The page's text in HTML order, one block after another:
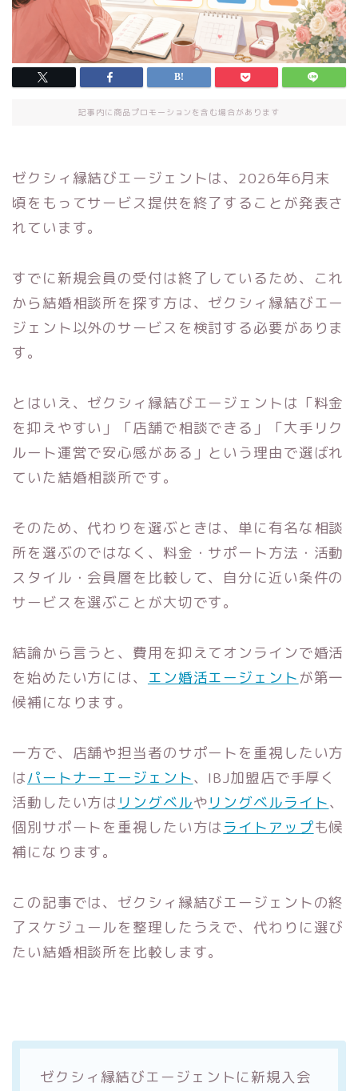
記事内に商品プロモーションを含む場合があります
ゼクシィ縁結びエージェントは、2026年6月末
頃をもってサービス提供を終了することが発表さ
れています。
すでに新規会員の受付は終了しているため、これ
から結婚相談所を探す方は、ゼクシィ縁結びエー
ジェント以外のサービスを検討する必要がありま
す。
とはいえ、ゼクシィ縁結びエージェントは「料金
を抑えやすい」「店舗で相談できる」「大手リク
ルート運営で安心感がある」という理由で選ばれ
ていた結婚相談所です。
そのため、代わりを選ぶときは、単に有名な相談
所を選ぶのではなく、料金・サポート方法・活動
スタイル・会員層を比較して、自分に近い条件の
サービスを選ぶことが大切です。
結論から言うと、費用を抑えてオンラインで婚活
を始めたい方には、 エン婚活エージェント が第一
候補になります。
一方で、店舗や担当者のサポートを重視したい方
はパートナーエージェント、IBJ加盟店で手厚く
活動したい方は リングベルやリングベルライト、
個別サポートを重視したい方は ライトアップも候
補になります。
この記事では、ゼクシィ縁結びエージェントの終
了スケジュールを整理したうえで、代わりに選び
たい結婚相談所を比較します。
ゼクシィ縁結びエージェントに新規入会